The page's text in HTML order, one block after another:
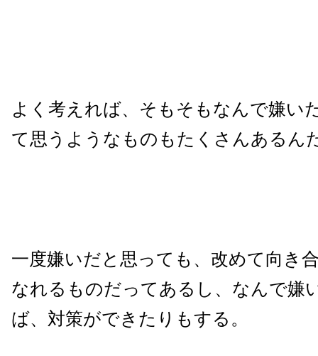
よく考えれば、そもそもなんで嫌い
て思うようなものもたくさんあるん
一度嫌いだと思っても、改めて向き
なれるものだってあるし、なんで嫌
ば、対策ができたりもする。